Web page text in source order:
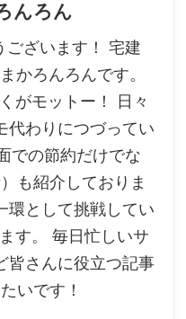
んろん
ございます！ 宅建
かろんろんです。
がモットー！ 日々
代わりにつづってい
での節約だけでな
も紹介しておりま
環として挑戦してい
す。 毎日忙しいサ
皆さんに役立つ記事
いです！